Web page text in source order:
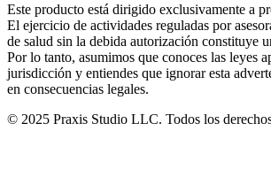
Este producto está dirigido exclusivamente a
El ejercicio de actividades reguladas por
de salud sin la debida autorización constituye
Por lo tanto, asumimos que conoces las leyes
jurisdicción y entiendes que ignorar esta
en consecuencias legales.
© 2025 Praxis Studio LLC. Todos los